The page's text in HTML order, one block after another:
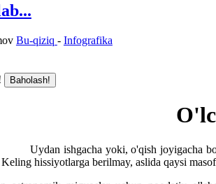
Bu-qiziq - Infografika
Uydan ishgacha yoki, o'qish joyigacha
hissiyotlarga berilmay, aslida qaysi